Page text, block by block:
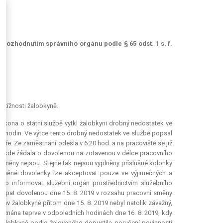
rozhodnutím správního orgánu podle § 65 odst. 1 s. ř.
stížnosti žalobkyně.
o státní službě vytkl žalobkyni drobný nedostatek ve
hodin. Ve výtce tento drobný nedostatek ve službě popsal
Ze zaměstnání odešla v 6:20 hod. a na pracoviště se již
kde žádala o dovolenou na zotavenou v délce pracovního
nejsou. Stejně tak nejsou vyplněny příslušné kolonky
dovolenky lze akceptovat pouze ve výjimečných a
informovat služební orgán prostřednictvím služebního
dovolenou dne 15. 8. 2019 v rozsahu pracovní směny
žalobkyně přitom dne 15. 8. 2019 nebyl natolik závažný,
teprve v odpoledních hodinách dne 16. 8. 2019, kdy